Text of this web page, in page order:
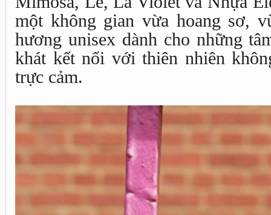
một không gian vừa hoang sơ,
hương unisex dành cho những
khát kết nối với thiên nhiên
trực cảm.